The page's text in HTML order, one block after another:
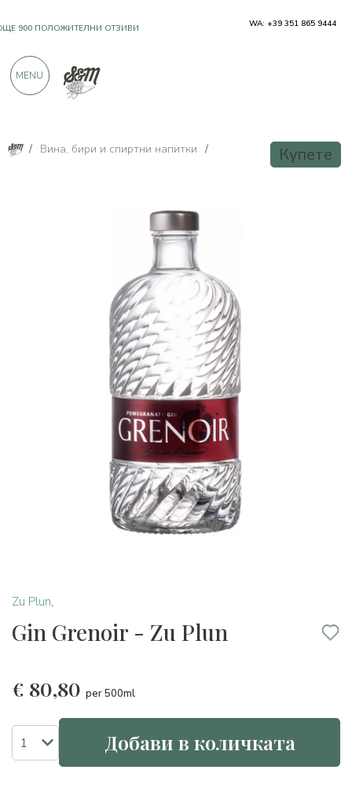
/ Вина, бири и спиртни напитки / Купете
Zu Plun,
Gin Grenoir - Zu Plun
€ 80,80 per 500ml
Добави в количката
900 ПОЛОЖИТЕЛНИ ОТЗИВИ WA: +39 351 865 9444
MENU